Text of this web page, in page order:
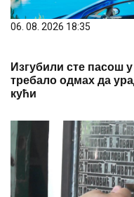
06. 08. 2026 18:35
Изгубили сте пасош
требало одмах да
кући